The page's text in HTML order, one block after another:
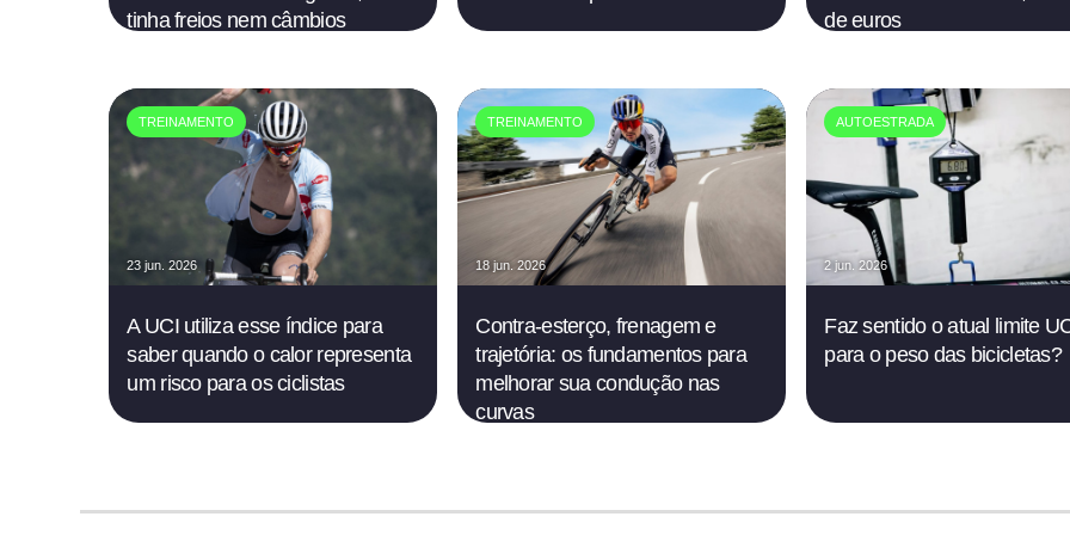
tinha freios nem câmbios
de euros
TREINAMENTO
23 jun. 2026
A UCI utiliza esse índice para
saber quando o calor representa
um risco para os ciclistas
TREINAMENTO
18 jun. 2026
Contra-esterço, frenagem e
trajetória: os fundamentos para
melhorar sua condução nas
curvas
AUTOESTRADA
2 jun. 2026
Faz sentido o atual limite
para o peso das bicicletas?